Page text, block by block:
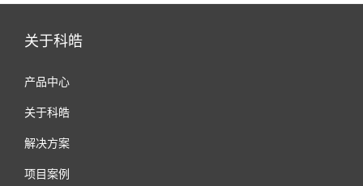
关于科皓
产品中心
关于科皓
解决方案
项目案例